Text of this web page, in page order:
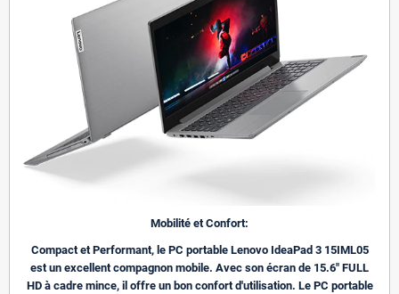
Mobilité et Confort:
Compact et Performant, le PC portable Lenovo IdeaPad 3 15IML05
est un excellent compagnon mobile. Avec son écran de 15.6" FULL
HD à cadre mince, il offre un bon confort d'utilisation. Le PC portable